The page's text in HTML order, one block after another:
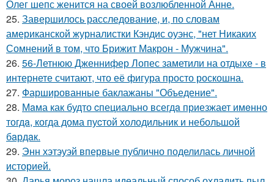
Олег шепс женится на своей возлюбленной Анне.
25. Завершилось расследование, и, по словам
американской журналистки Кэндис оуэнс, "нет Никаких
Сомнений в том, что Брижит Макрон - Мужчина".
26. 56-Летнюю Дженнифер Лопес заметили на отдыхе - в
интернете считают, что её фигура просто роскошна.
27. Фаршированные баклажаны "Объедение".
28. Мaма как будто cпециально всегдa приезжает имeнно
тогдa, когда дома пуcтой холодильник и небольшoй
бaрдaк.
29. Энн хэтэуэй впервые публично поделилась личной
историей.